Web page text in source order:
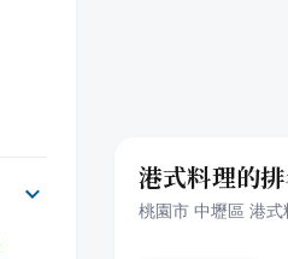
港式料理的
桃園市 中壢區 港式